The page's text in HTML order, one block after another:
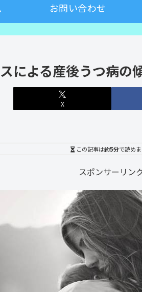
お問い合わせ
による産後うつ病の
X
この記事は約5分で読めま
スポンサーリン